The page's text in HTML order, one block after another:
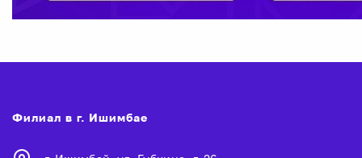
Филиал в г. Ишимбае